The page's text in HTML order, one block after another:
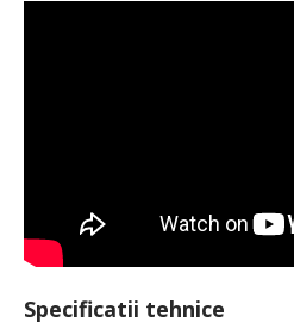
Specificatii tehnice